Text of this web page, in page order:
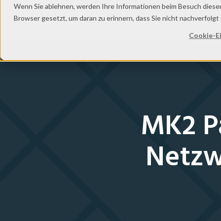
Wenn Sie ablehnen, werden Ihre Informationen beim Besuch
Browser gesetzt, um daran zu erinnern, dass Sie nicht
Cookie-
MK2